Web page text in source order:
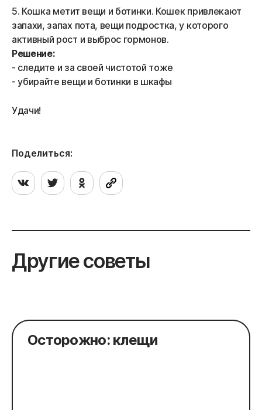
5. Кошка метит вещи и ботинки. Кошек привлекают
запахи, запах пота, вещи подростка, у которого
активный рост и выброс гормонов.
Решение:
- следите и за своей чистотой тоже
- убирайте вещи и ботинки в шкафы
Удачи!
Поделиться:
Другие советы
Осторожно: клещи